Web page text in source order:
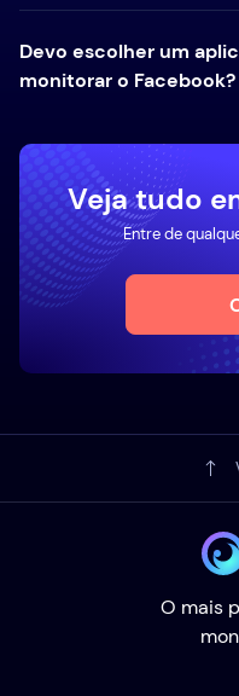
Devo escolher um
monitorar o Facebook?
Veja tudo
Entre de
O mais